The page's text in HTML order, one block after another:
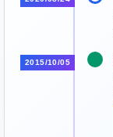
2015/10/05